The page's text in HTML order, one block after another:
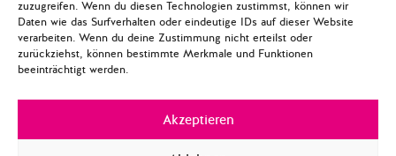
zuzugreifen. Wenn du diesen Technologien zustimmst, können wir
Daten wie das Surfverhalten oder eindeutige IDs auf dieser Website
verarbeiten. Wenn du deine Zustimmung nicht erteilst oder
zurückziehst, können bestimmte Merkmale und Funktionen
beeinträchtigt werden.
Akzeptieren
Während das Polis Paper
#5 einen ambitionierten
Verteidigungskooperation
wählt, waren sich die